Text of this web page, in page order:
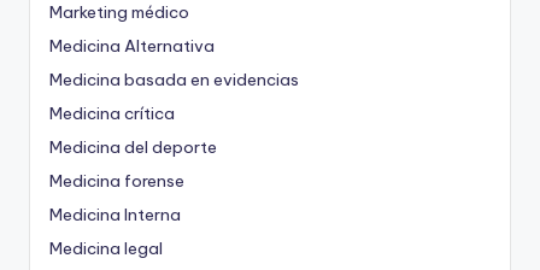
Marketing médico
Medicina Alternativa
Medicina basada en evidencias
Medicina crítica
Medicina del deporte
Medicina forense
Medicina Interna
Medicina legal